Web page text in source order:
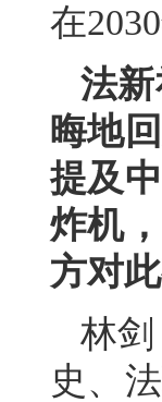
在
法
晦地
提及
炸机
方对
林
史、